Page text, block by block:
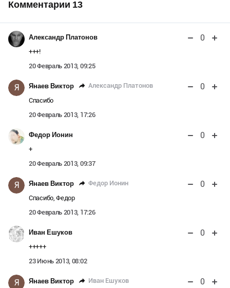
Комментарии 13
Александр Платонов 0
+++!
20 Февраль 2013, 09:25
Я Янаев Виктор Александр Платонов 0
Спасибо
20 Февраль 2013, 17:26
Федор Ионин 0
+
20 Февраль 2013, 09:37
Я Янаев Виктор Федор Ионин 0
Спасибо, Федор
20 Февраль 2013, 17:26
Иван Ешуков 0
+++++
23 Июнь 2013, 08:02
Я Янаев Виктор Иван Ешуков 0